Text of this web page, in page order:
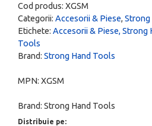
cleme
UG,
Cod produs: XGSM
Categorii: Accesorii & Piese, Strong
Etichete: Accesorii & Piese, Strong
Tools
Brand: Strong Hand Tools
MPN: XGSM
Brand: Strong Hand Tools
Distribuie pe: